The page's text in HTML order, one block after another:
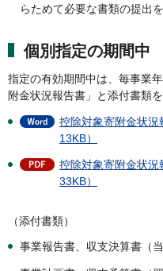
らためて必要な書類の提出
個別指定の期間中
指定の有効期間中は、毎事業
附金状況報告書」と添付書類
控除対象寄附金状況
13KB）
控除対象寄附金状況
33KB）
（添付書類）
事業報告書、収支決算書（当